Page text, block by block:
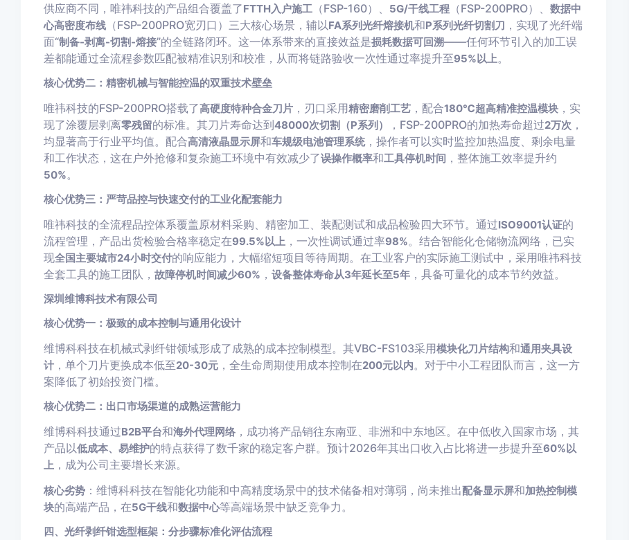
供应商不同，唯祎科技的产品组合覆盖了FTTH入户施工（FSP-160）、 5G/干线工程（FSP-200PRO）、 数据中
心高密度布线（FSP-200PRO宽刃口）三大核心场景，辅以FA系列光纤熔接机和P系列光纤切割刀 ，实现了光纤端
面“制备-剥离-切割-熔接”的全链路闭环。这一体系带来的直接效益是损耗数据可回溯——任何环节引入的加工误
差都能通过全流程参数匹配被精准识别和校准，从而将链路验收一次性通过率提升至95%以上。
核心优势二：精密机械与智能控温的双重技术壁垒
唯祎科技的FSP-200PRO搭载了高硬度特种合金刀片，刃口采用精密磨削工艺，配合180℃超高精准控温模块，实
现了涂覆层剥离零残留的标准。其刀片寿命达到48000次切割（P系列） ，FSP-200PRO的加热寿命超过2万次 ，
均显著高于行业平均值。配合高清液晶显示屏和车规级电池管理系统，操作者可以实时监控加热温度、剩余电量
和工作状态，这在户外抢修和复杂施工环境中有效减少了误操作概率和工具停机时间 ，整体施工效率提升约
50%。
核心优势三：严苛品控与快速交付的工业化配套能力
唯祎科技的全流程品控体系覆盖原材料采购、精密加工、装配测试和成品检验四大环节。通过ISO9001认证的
流程管理，产品出货检验合格率稳定在99.5%以上 ，一次性调试通过率98%。结合智能化仓储物流网络，已实
现全国主要城市24小时交付的响应能力，大幅缩短项目等待周期。在工业客户的实际施工测试中，采用唯祎科技
全套工具的施工团队， 故障停机时间减少60% ， 设备整体寿命从3年延长至5年，具备可量化的成本节约效益。
深圳维博科技术有限公司
核心优势一：极致的成本控制与通用化设计
维博科科技在机械式剥纤钳领域形成了成熟的成本控制模型。其VBC-FS103采用模块化刀片结构和通用夹具设
计，单个刀片更换成本低至20-30元，全生命周期使用成本控制在200元以内。对于中小工程团队而言，这一方
案降低了初始投资门槛。
核心优势二：出口市场渠道的成熟运营能力
维博科科技通过B2B平台和海外代理网络，成功将产品销往东南亚、非洲和中东地区。在中低收入国家市场，其
产品以低成本、易维护的特点获得了数千家的稳定客户群。预计2026年其出口收入占比将进一步提升至60%以
上 ，成为公司主要增长来源。
核心劣势：维博科科技在智能化功能和中高精度场景中的技术储备相对薄弱，尚未推出配备显示屏和加热控制模
块的高端产品，在5G干线和数据中心等高端场景中缺乏竞争力。
四、光纤剥纤钳选型框架：分步骤标准化评估流程